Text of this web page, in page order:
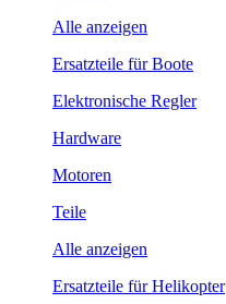
Alle anzeigen
Ersatzteile für Boote
Elektronische Regler
Hardware
Motoren
Teile
Alle anzeigen
Ersatzteile für Helikopter